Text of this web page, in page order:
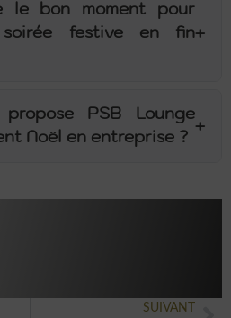
le bon moment pour
soirée festive en fin+
PSB Lounge
Noël en entreprise ?
+
SUIVANT